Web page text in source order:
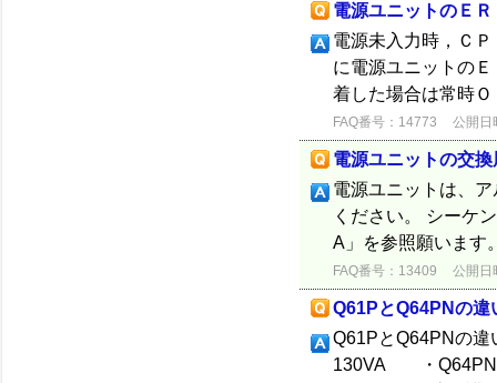
電源ユニットのＥ
電源未入力時，Ｃ
に電源ユニットの
着した場合は常時
FAQ番号：14773 公開日
電源ユニットの交
電源ユニットは、
ください。 シーケ
A」を参照願います
FAQ番号：13409 公開日
Q61PとQ64PNの違
Q61PとQ64PNの
130VA ・Q64PN